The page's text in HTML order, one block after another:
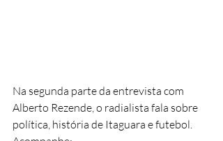
Na segunda parte da entrevista com
Alberto Rezende, o radialista fala sobre
política, história de Itaguara e futebol.